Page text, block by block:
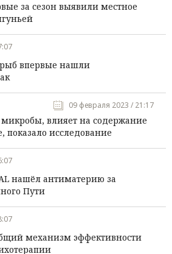
за сезон выявили местное
впервые нашли
09 февраля 2023 / 21:17
влияет на содержание
показало исследование
нашёл антиматерию за
Пути
механизм эффективности